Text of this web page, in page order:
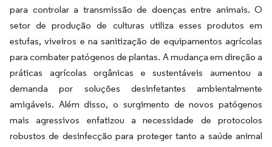
para controlar a transmissão de doenças entre animais. O
setor de produção de culturas utiliza esses produtos em
estufas, viveiros e na sanitização de equipamentos agrícolas
para combater patógenos de plantas. A mudança em direção a
práticas agrícolas orgânicas e sustentáveis aumentou a
demanda por soluções desinfetantes ambientalmente
amigáveis. Além disso, o surgimento de novos patógenos
mais agressivos enfatizou a necessidade de protocolos
robustos de desinfecção para proteger tanto a saúde animal